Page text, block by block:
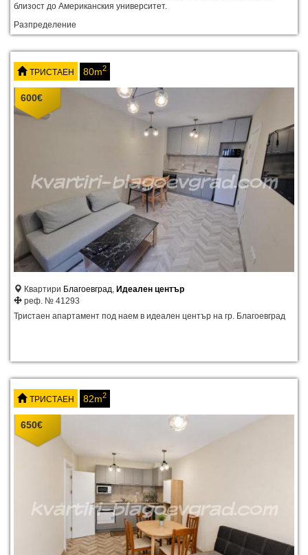
близост до Американския университет.
Разпределение
ТРИСТАЕН 80m2
600€
Квартири Благоевград, Идеален център
реф. № 41293
Тристаен апартамент под наем в идеален център на гр. Благоевград
ТРИСТАЕН 82m2
650€